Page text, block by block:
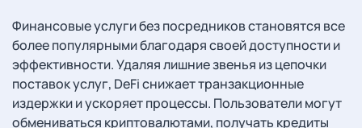
Финансовые услуги без посредников становятся все
более популярными благодаря своей доступности и
эффективности. Удаляя лишние звенья из цепочки
поставок услуг, DeFi снижает транзакционные
издержки и ускоряет процессы. Пользователи могут
обмениваться криптовалютами, получать кредиты